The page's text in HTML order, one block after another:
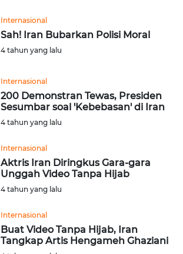
Internasional
Sah! Iran Bubarkan Polisi Moral
4 tahun yang lalu
Internasional
200 Demonstran Tewas, Presiden
Sesumbar soal 'Kebebasan' di Iran
4 tahun yang lalu
Internasional
Aktris Iran Diringkus Gara-gara
Unggah Video Tanpa Hijab
4 tahun yang lalu
Internasional
Buat Video Tanpa Hijab, Iran
Tangkap Artis Hengameh Ghaziani